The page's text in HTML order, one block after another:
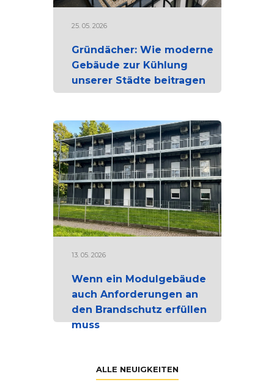
25. 05. 2026
Gründächer: Wie moderne
Gebäude zur Kühlung
unserer Städte beitragen
13. 05. 2026
Wenn ein Modulgebäude
auch Anforderungen an
den Brandschutz erfüllen
muss
ALLE NEUIGKEITEN